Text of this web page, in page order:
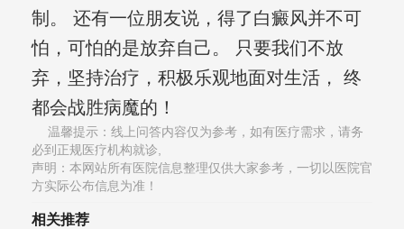
制。 还有一位朋友说，得了白癜风并不可
怕，可怕的是放弃自己。 只要我们不放
弃，坚持治疗，积极乐观地面对生活， 终
都会战胜病魔的！
温馨提示：线上问答内容仅为参考，如有医疗需求，请务
必到正规医疗机构就诊,
声明：本网站所有医院信息整理仅供大家参考，一切以医院官
方实际公布信息为准！
相关推荐